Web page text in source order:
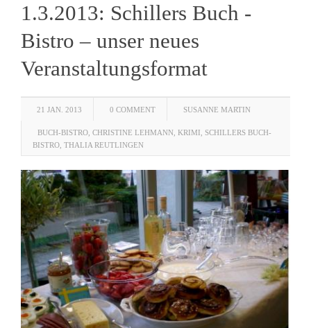
1.3.2013: Schillers Buch -
Bistro – unser neues
Veranstaltungsformat
21 JAN. 2013 0 COMMENT SUSANNE MARTIN
BUCH-BISTRO CHRISTINE LEHMANN KRIMI SCHILLERS BUCH-
BISTRO THALIA REUTLINGEN